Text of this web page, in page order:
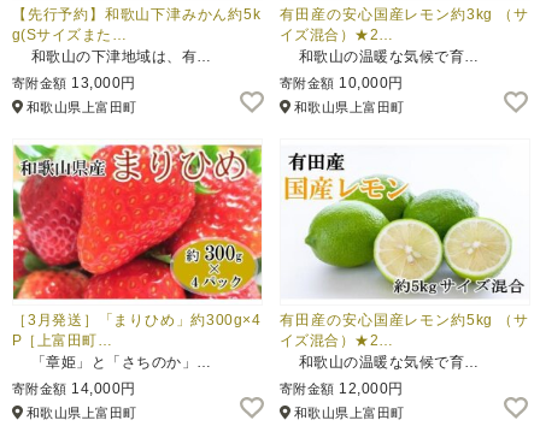
【先行予約】和歌山下津みかん約5k
g(Sサイズまた…
和歌山の下津地域は、有…
寄附金額 13,000円
和歌山県上富田町
有田産の安心国産レモン約3kg （サ
イズ混合）★2…
和歌山の温暖な気候で育…
寄附金額 10,000円
和歌山県上富田町
［3月発送］「まりひめ」約300g×4
P［上富田町…
「章姫」と「さちのか」…
寄附金額 14,000円
和歌山県上富田町
有田産の安心国産レモン約5kg （サ
イズ混合）★2…
和歌山の温暖な気候で育…
寄附金額 12,000円
和歌山県上富田町